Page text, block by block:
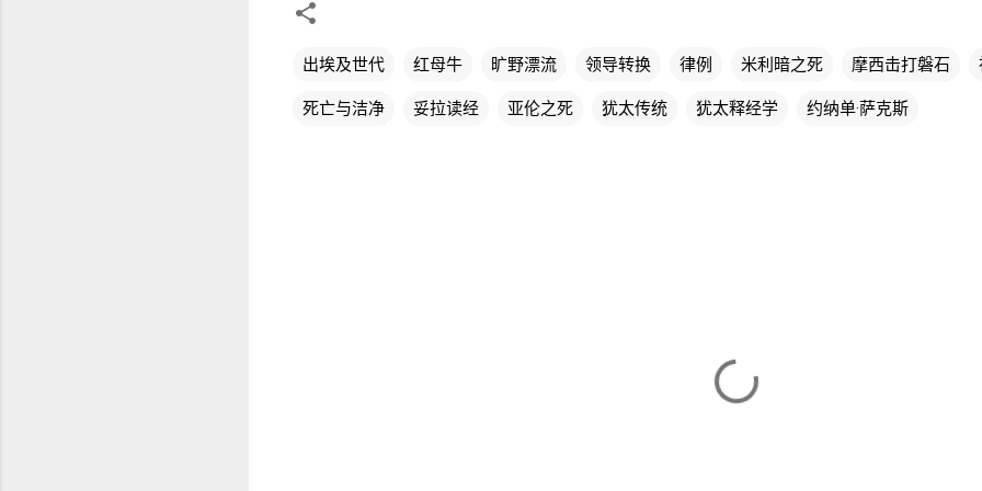
出埃及世代 红母牛 旷野漂流 领导转换 律例 米利暗之死 摩西击打磐石
死亡与洁净 妥拉读经 亚伦之死 犹太传统 犹太释经学 约纳单·萨克斯